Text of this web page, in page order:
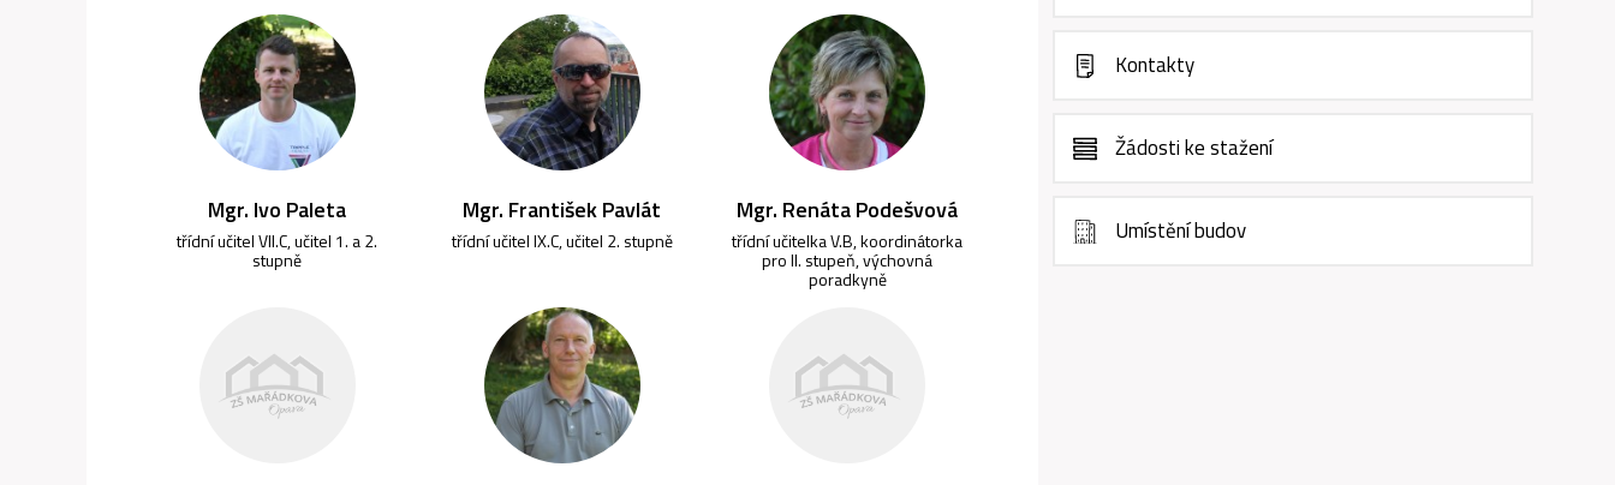
Mgr. Ivo Paleta
třídní učitel VII.C, učitel 1. a 2.
stupně
Mgr. František Pavlát
třídní učitel IX.C, učitel 2. stupně
Mgr. Renáta Podešvová
třídní učitelka V.B, koordinátorka
pro II. stupeň, výchovná
poradkyně
Kontakty
Žádosti ke stažení
Umístění budov